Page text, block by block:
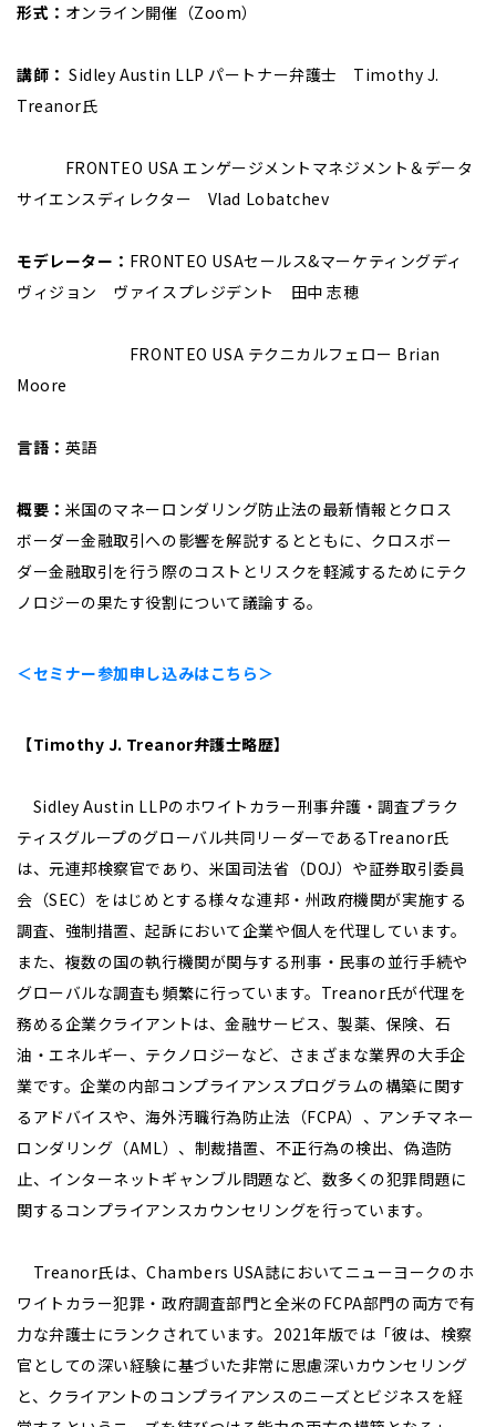
形式： オンライン開催（Zoom）
講師： Sidley Austin LLP パートナー弁護士 Timothy J.
Treanor氏
FRONTEO USA エンゲージメントマネジメント＆データ
サイエンスディレクター Vlad Lobatchev
モデレーター： FRONTEO USAセールス&マーケティングディ
ヴィジョン ヴァイスプレジデント 田中 志穂
FRONTEO USA テクニカルフェロー Brian
Moore
言語： 英語
概要： 米国のマネーロンダリング防止法の最新情報とクロス
ボーダー金融取引への影響を解説するとともに、クロスボー
ダー金融取引を行う際のコストとリスクを軽減するためにテク
ノロジーの果たす役割について議論する。
＜セミナー参加申し込みはこちら＞
【Timothy J. Treanor弁護士略歴】
Sidley Austin LLPのホワイトカラー刑事弁護・調査プラク
ティスグループのグローバル共同リーダーであるTreanor氏
は、元連邦検察官であり、米国司法省（DOJ）や証券取引委員
会（SEC）をはじめとする様々な連邦・州政府機関が実施する
調査、強制措置、起訴において企業や個人を代理しています。
また、複数の国の執行機関が関与する刑事・民事の並行手続や
グローバルな調査も頻繁に行っています。Treanor氏が代理を
務める企業クライアントは、金融サービス、製薬、保険、石
油・エネルギー、テクノロジーなど、さまざまな業界の大手企
業です。企業の内部コンプライアンスプログラムの構築に関す
るアドバイスや、海外汚職行為防止法（FCPA）、アンチマネー
ロンダリング（AML）、制裁措置、不正行為の検出、偽造防
止、インターネットギャンブル問題など、数多くの犯罪問題に
関するコンプライアンスカウンセリングを行っています。
Treanor氏は、Chambers USA誌においてニューヨークのホ
ワイトカラー犯罪・政府調査部門と全米のFCPA部門の両方で有
力な弁護士にランクされています。2021年版では「彼は、検察
官としての深い経験に基づいた非常に思慮深いカウンセリング
と、クライアントのコンプライアンスのニーズとビジネスを経